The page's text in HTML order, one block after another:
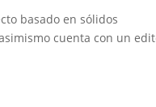
basado en sólidos
cuenta con un